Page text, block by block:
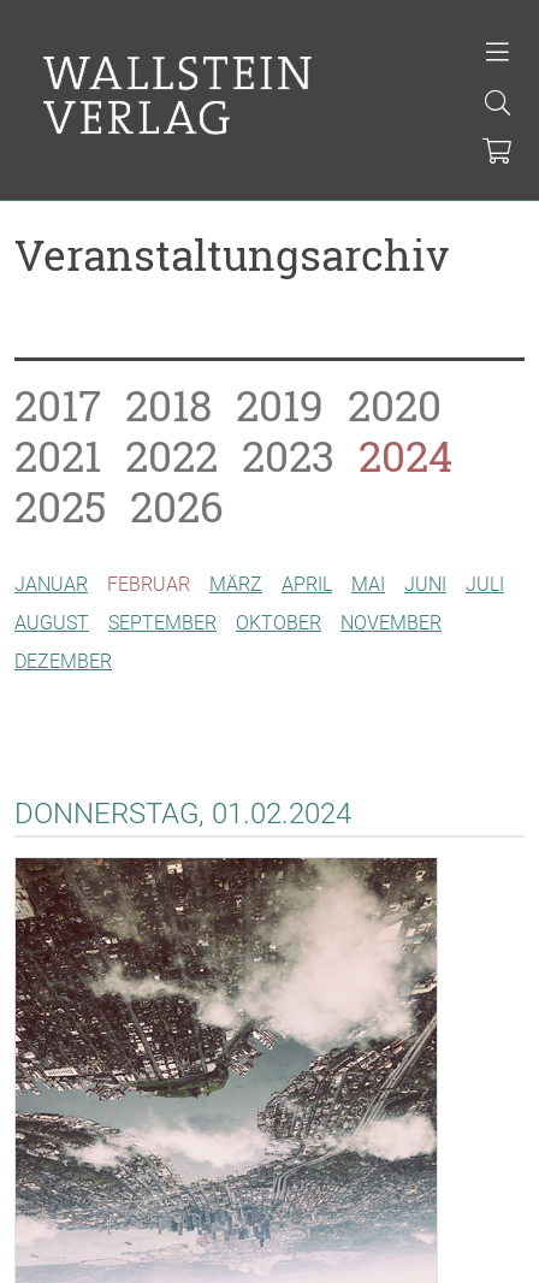
Veranstaltungsarchiv
2017 2018 2019 2020
2021 2022 2023 2024
2025 2026
JANUAR FEBRUAR MÄRZ APRIL MAI JUNI
JULI
AUGUST
SEPTEMBER OKTOBER
NOVEMBER
DEZEMBER
DONNERSTAG, 01.02.2024